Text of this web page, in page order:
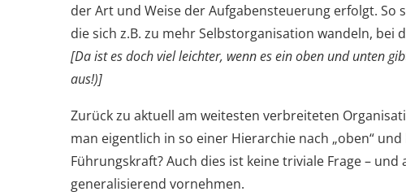
der Art und Weise der Aufgabensteuerung erfolgt.
die sich z.B. zu mehr Selbstorganisation wandeln,
[Da ist es doch viel leichter, wenn es ein oben und unten
aus!)]
Zurück zu aktuell am weitesten verbreiteten
man eigentlich in so einer Hierarchie nach „oben“
Führungskraft? Auch dies ist keine triviale Frage –
generalisierend vornehmen.